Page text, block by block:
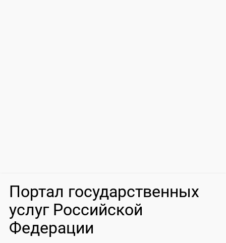
Портал государственных
услуг Российской
Федерации